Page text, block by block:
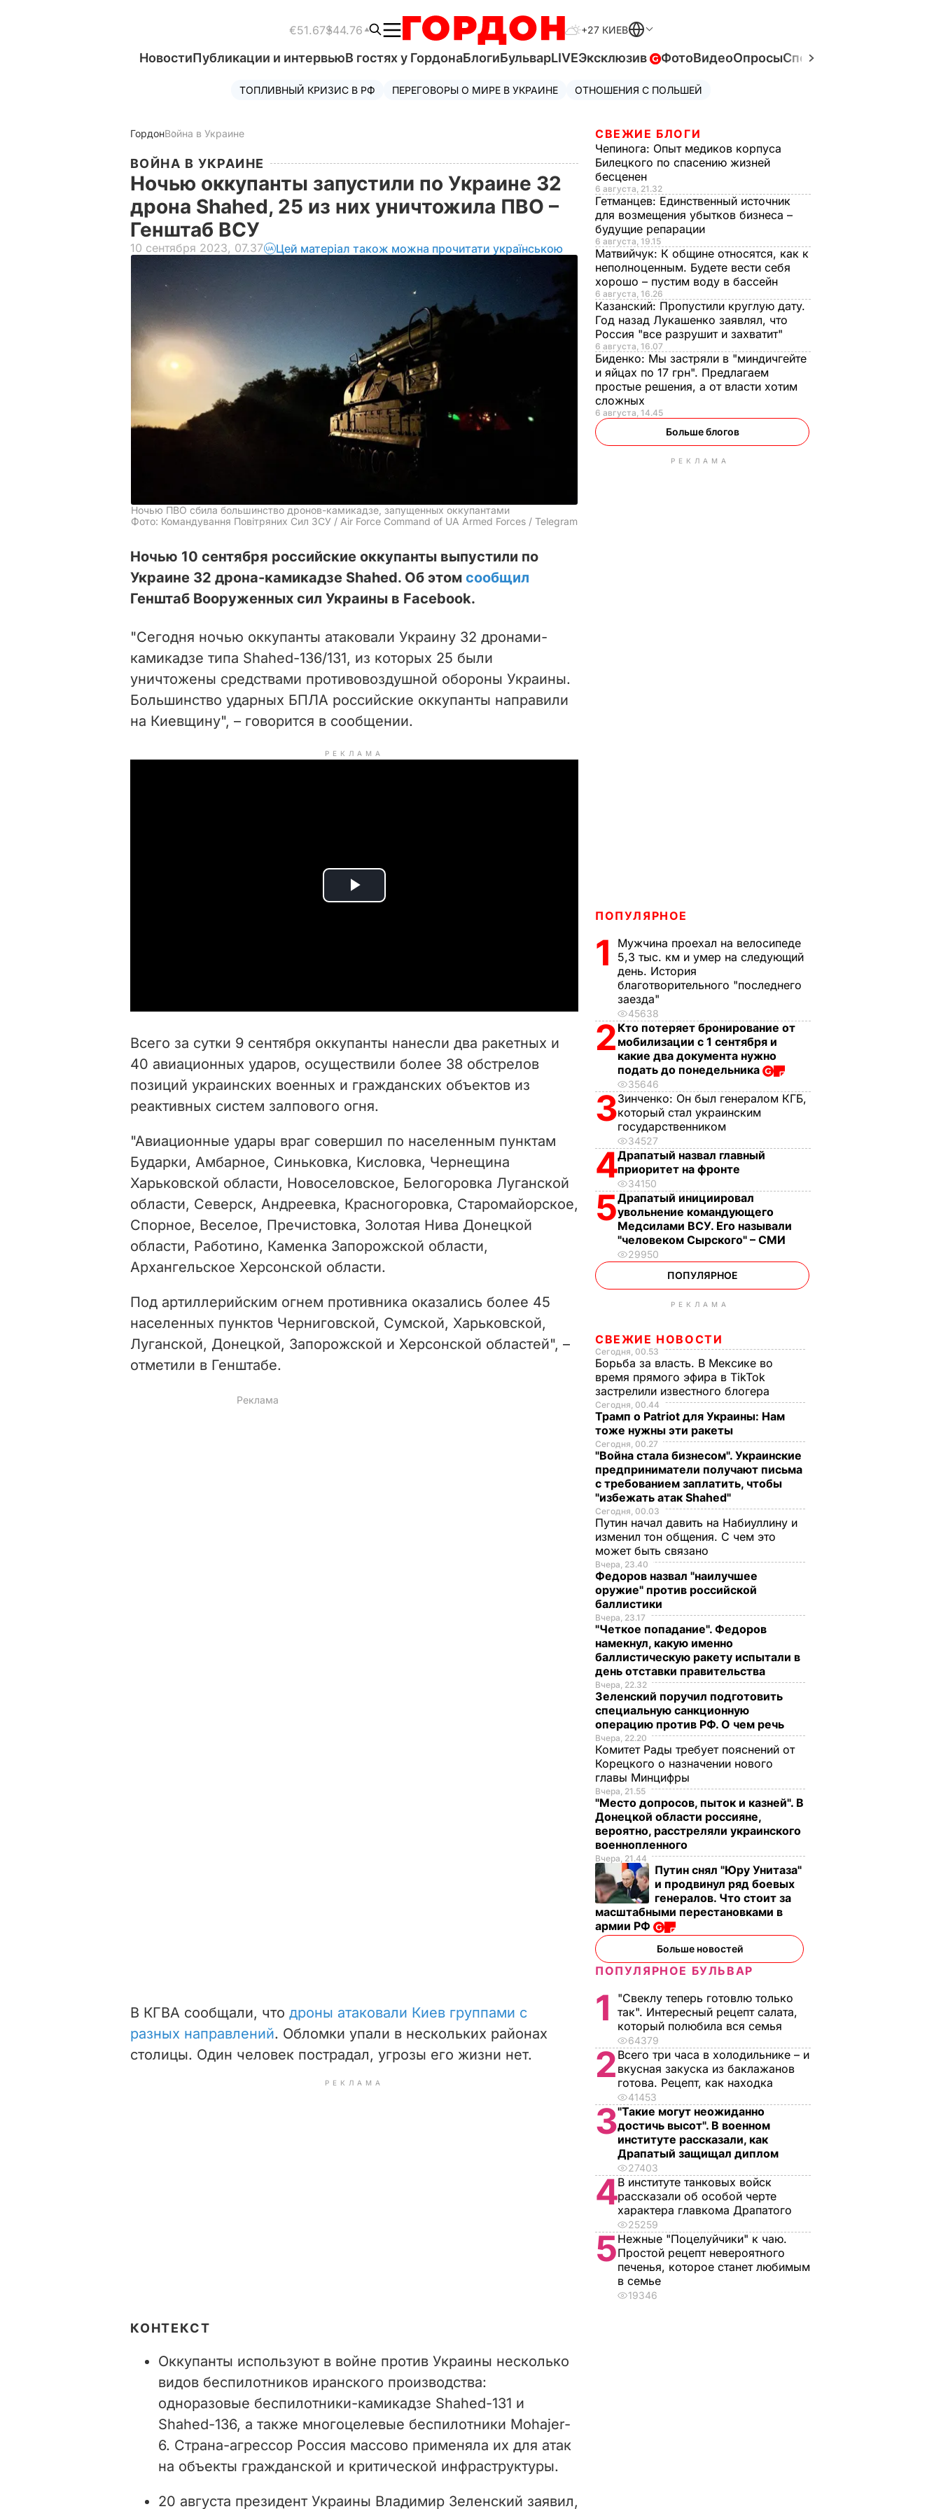
€51.67$44.76 +27 КИЕВ
НовостиПубликации и интервьюВ гостях у ГордонаБлогиБульварLIVEЭксклюзив ФотоВидеоОпросыСпецпроекты
ТОПЛИВНЫЙ КРИЗИС В РФ ПЕРЕГОВОРЫ О МИРЕ В УКРАИНЕ ОТНОШЕНИЯ С ПОЛЬШЕЙ
ГордонВойна в Украине
ВОЙНА В УКРАИНЕ
Ночью оккупанты запустили по Украине 32
дрона Shahed, 25 из них уничтожила ПВО –
Генштаб ВСУ
10 сентября 2023, 07.37 Цей матеріал також можна прочитати українською
Ночью ПВО сбила большинство дронов-камикадзе, запущенных оккупантами
Фото: Командування Повітряних Сил ЗСУ / Air Force Command of UA Armed Forces / Telegram
Ночью 10 сентября российские оккупанты выпустили по
Украине 32 дрона-камикадзе Shahed. Об этом сообщил
Генштаб Вооруженных сил Украины в Facebook.
"Сегодня ночью оккупанты атаковали Украину 32 дронами-
камикадзе типа Shahed-136/131, из которых 25 были
уничтожены средствами противовоздушной обороны Украины.
Большинство ударных БПЛА российские оккупанты направили
на Киевщину", – говорится в сообщении.
РЕКЛАМА
P
i
d
o
Всего за сутки 9 сентября оккупанты нанесли два ракетных и
40 авиационных ударов, осуществили более 38 обстрелов
позиций украинских военных и гражданских объектов из
реактивных систем залпового огня.
"Авиационные удары враг совершил по населенным пунктам
Бударки, Амбарное, Синьковка, Кисловка, Чернещина
Харьковской области, Новоселовское, Белогоровка Луганской
области, Северск, Андреевка, Красногоровка, Старомайорское,
Спорное, Веселое, Пречистовка, Золотая Нива Донецкой
области, Работино, Каменка Запорожской области,
Архангельское Херсонской области.
Под артиллерийским огнем противника оказались более 45
населенных пунктов Черниговской, Сумской, Харьковской,
Луганской, Донецкой, Запорожской и Херсонской областей", –
отметили в Генштабе.
В КГВА сообщали, что дроны атаковали Киев группами с
разных направлений. Обломки упали в нескольких районах
столицы. Один человек пострадал, угрозы его жизни нет.
РЕКЛАМА
КОНТЕКСТ
Оккупанты используют в войне против Украины несколько
видов беспилотников иранского производства:
одноразовые беспилотники-камикадзе Shahed-131 и
Shahed-136, а также многоцелевые беспилотники Mohajer-
6. Страна-агрессор Россия массово применяла их для атак
на объекты гражданской и критической инфраструктуры.
20 августа президент Украины Владимир Зеленский заявил,
СВЕЖИЕ БЛОГИ
Чепинога: Опыт медиков корпуса
Билецкого по спасению жизней
бесценен
6 августа, 21.32
Гетманцев: Единственный источник
для возмещения убытков бизнеса –
будущие репарации
6 августа, 19.15
Матвийчук: К общине относятся, как к
неполноценным. Будете вести себя
хорошо – пустим воду в бассейн
6 августа, 16.26
Казанский: Пропустили круглую дату.
Год назад Лукашенко заявлял, что
Россия "все разрушит и захватит"
6 августа, 16.07
Биденко: Мы застряли в "миндичгейте
и яйцах по 17 грн". Предлагаем
простые решения, а от власти хотим
сложных
6 августа, 14.45
Больше блогов
РЕКЛАМА
ПОПУЛЯРНОЕ
1
Мужчина проехал на велосипеде
5,3 тыс. км и умер на следующий
день. История
благотворительного "последнего
заезда"
45638
2 Кто потеряет бронирование от
мобилизации с 1 сентября и
какие два документа нужно
подать до понедельника
35646
3Зинченко: Он был генералом КГБ,
который стал украинским
государственником
34527
4Драпатый назвал главный
приоритет на фронте
34150
5Драпатый инициировал
увольнение командующего
Медсилами ВСУ. Его называли
"человеком Сырского" – СМИ
29950
ПОПУЛЯРНОЕ
РЕКЛАМА
СВЕЖИЕ НОВОСТИ
Сегодня, 00.53
Борьба за власть. В Мексике во
время прямого эфира в TikTok
застрелили известного блогера
Сегодня, 00.44
Трамп о Patriot для Украины: Нам
тоже нужны эти ракеты
Сегодня, 00.27
"Война стала бизнесом". Украинские
предприниматели получают письма
с требованием заплатить, чтобы
"избежать атак Shahed"
Сегодня, 00.03
Путин начал давить на Набиуллину и
изменил тон общения. С чем это
может быть связано
Вчера, 23.40
Федоров назвал "наилучшее
оружие" против российской
баллистики
Вчера, 23.17
"Четкое попадание". Федоров
намекнул, какую именно
баллистическую ракету испытали в
день отставки правительства
Вчера, 22.32
Зеленский поручил подготовить
специальную санкционную
операцию против РФ. О чем речь
Вчера, 22.20
Комитет Рады требует пояснений от
Корецкого о назначении нового
главы Минцифры
Вчера, 21.55
"Место допросов, пыток и казней". В
Донецкой области россияне,
вероятно, расстреляли украинского
военнопленного
Вчера, 21.44
Путин снял "Юру Унитаза"
и продвинул ряд боевых
генералов. Что стоит за
масштабными перестановками в
армии РФ
Больше новостей
ПОПУЛЯРНОЕ БУЛЬВАР
1
"Свеклу теперь готовлю только
так". Интересный рецепт салата,
который полюбила вся семья
64379
2 Всего три часа в холодильнике – и
вкусная закуска из баклажанов
готова. Рецепт, как находка
41453
3"Такие могут неожиданно
достичь высот". В военном
институте рассказали, как
Драпатый защищал диплом
27403
4В институте танковых войск
рассказали об особой черте
характера главкома Драпатого
25259
5Нежные "Поцелуйчики" к чаю.
Простой рецепт невероятного
печенья, которое станет любимым
в семье
19346